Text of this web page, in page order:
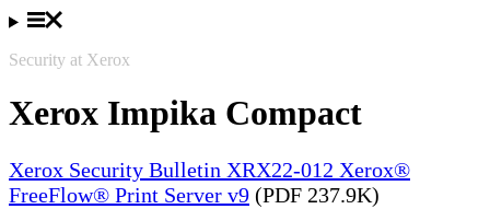
Security at Xerox
Xerox Impika Compact
Xerox Security Bulletin XRX22-012 Xerox®
FreeFlow® Print Server v9 (PDF 237.9K)